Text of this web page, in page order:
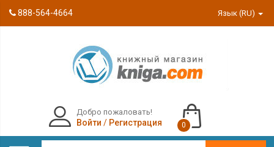
888-564-4664 Язык (RU)
Добро пожаловать!
Войти / Регистрация 0